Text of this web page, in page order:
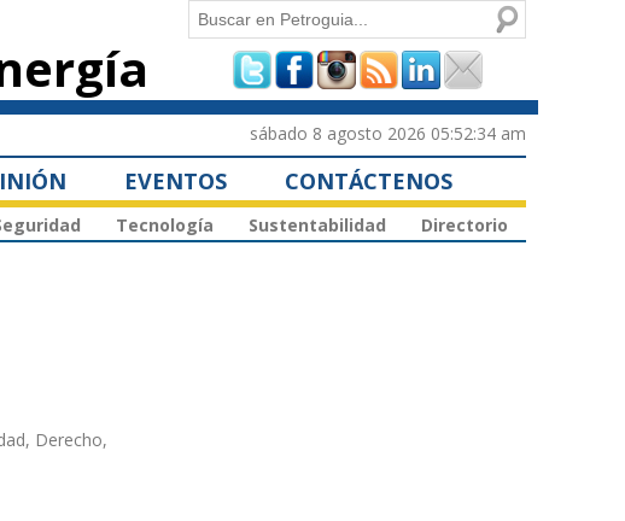
Formulario de
búsqueda
Buscar
sábado 8 agosto 2026 05:52:34 am
EVENTOS CONTÁCTENOS
Tecnología Sustentabilidad Directorio
Derecho,